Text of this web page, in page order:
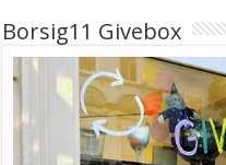
Borsig11 Givebox